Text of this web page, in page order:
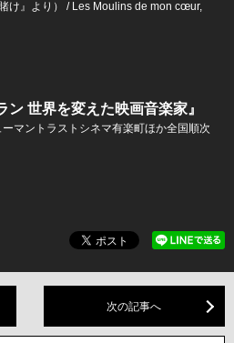
け』より） / Les Moulins de mon cœur,
ン 世界を変えた映画音楽家』
マントラストシネマ有楽町ほか全国順次
次の記事へ